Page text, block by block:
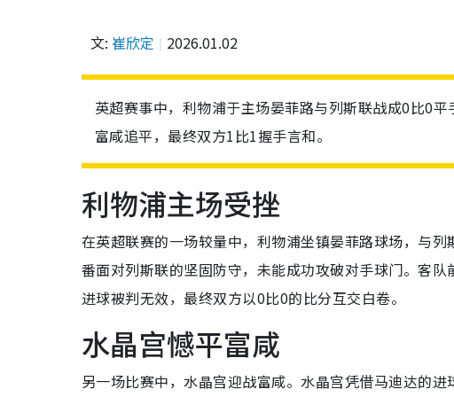
文: 崔欣定 2026.01.02
英超赛事中，利物浦于主场晏菲路与列斯联战成0比0
富咸追平，最终双方1比1握手言和。
利物浦主场受挫
在英超联赛的一场较量中，利物浦坐镇晏菲路球场，与
番面对列斯联的坚固防守，未能成功攻破对手球门。客
进球被判无效，最终双方以0比0的比分互交白卷。
水晶宫憾平富咸
另一场比赛中，水晶宫迎战富咸。水晶宫凭借马迪达的